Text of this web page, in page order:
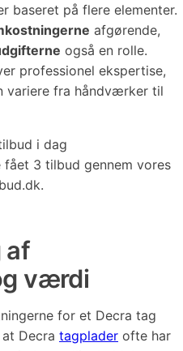
baseret på flere elementer.
afgørende,
også en rolle.
professionel ekspertise,
variere fra håndværker til
i dag
3 tilbud gennem vores
af
værdi
for et Decra tag
Decra tagplader ofte har